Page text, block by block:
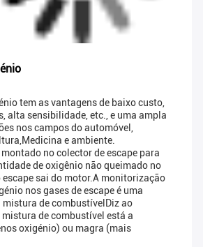
tem as vantagens de baixo custo,
alta sensibilidade, etc., e uma ampla
nos campos do automóvel,
e ambiente.
montado no colector de escape para
de oxigênio não queimado no
escape sai do motor.A monitorização
nos gases de escape é uma
mistura de combustívelDiz ao
de combustível está a
oxigénio) ou magra (mais